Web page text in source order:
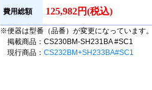
費用総額 125,982円(税込)
※便器は型番（品番）が変更になっています。
掲載商品：CS230BM-SH231BA #SC1
現行商品： CS232BM+SH233BA#SC1